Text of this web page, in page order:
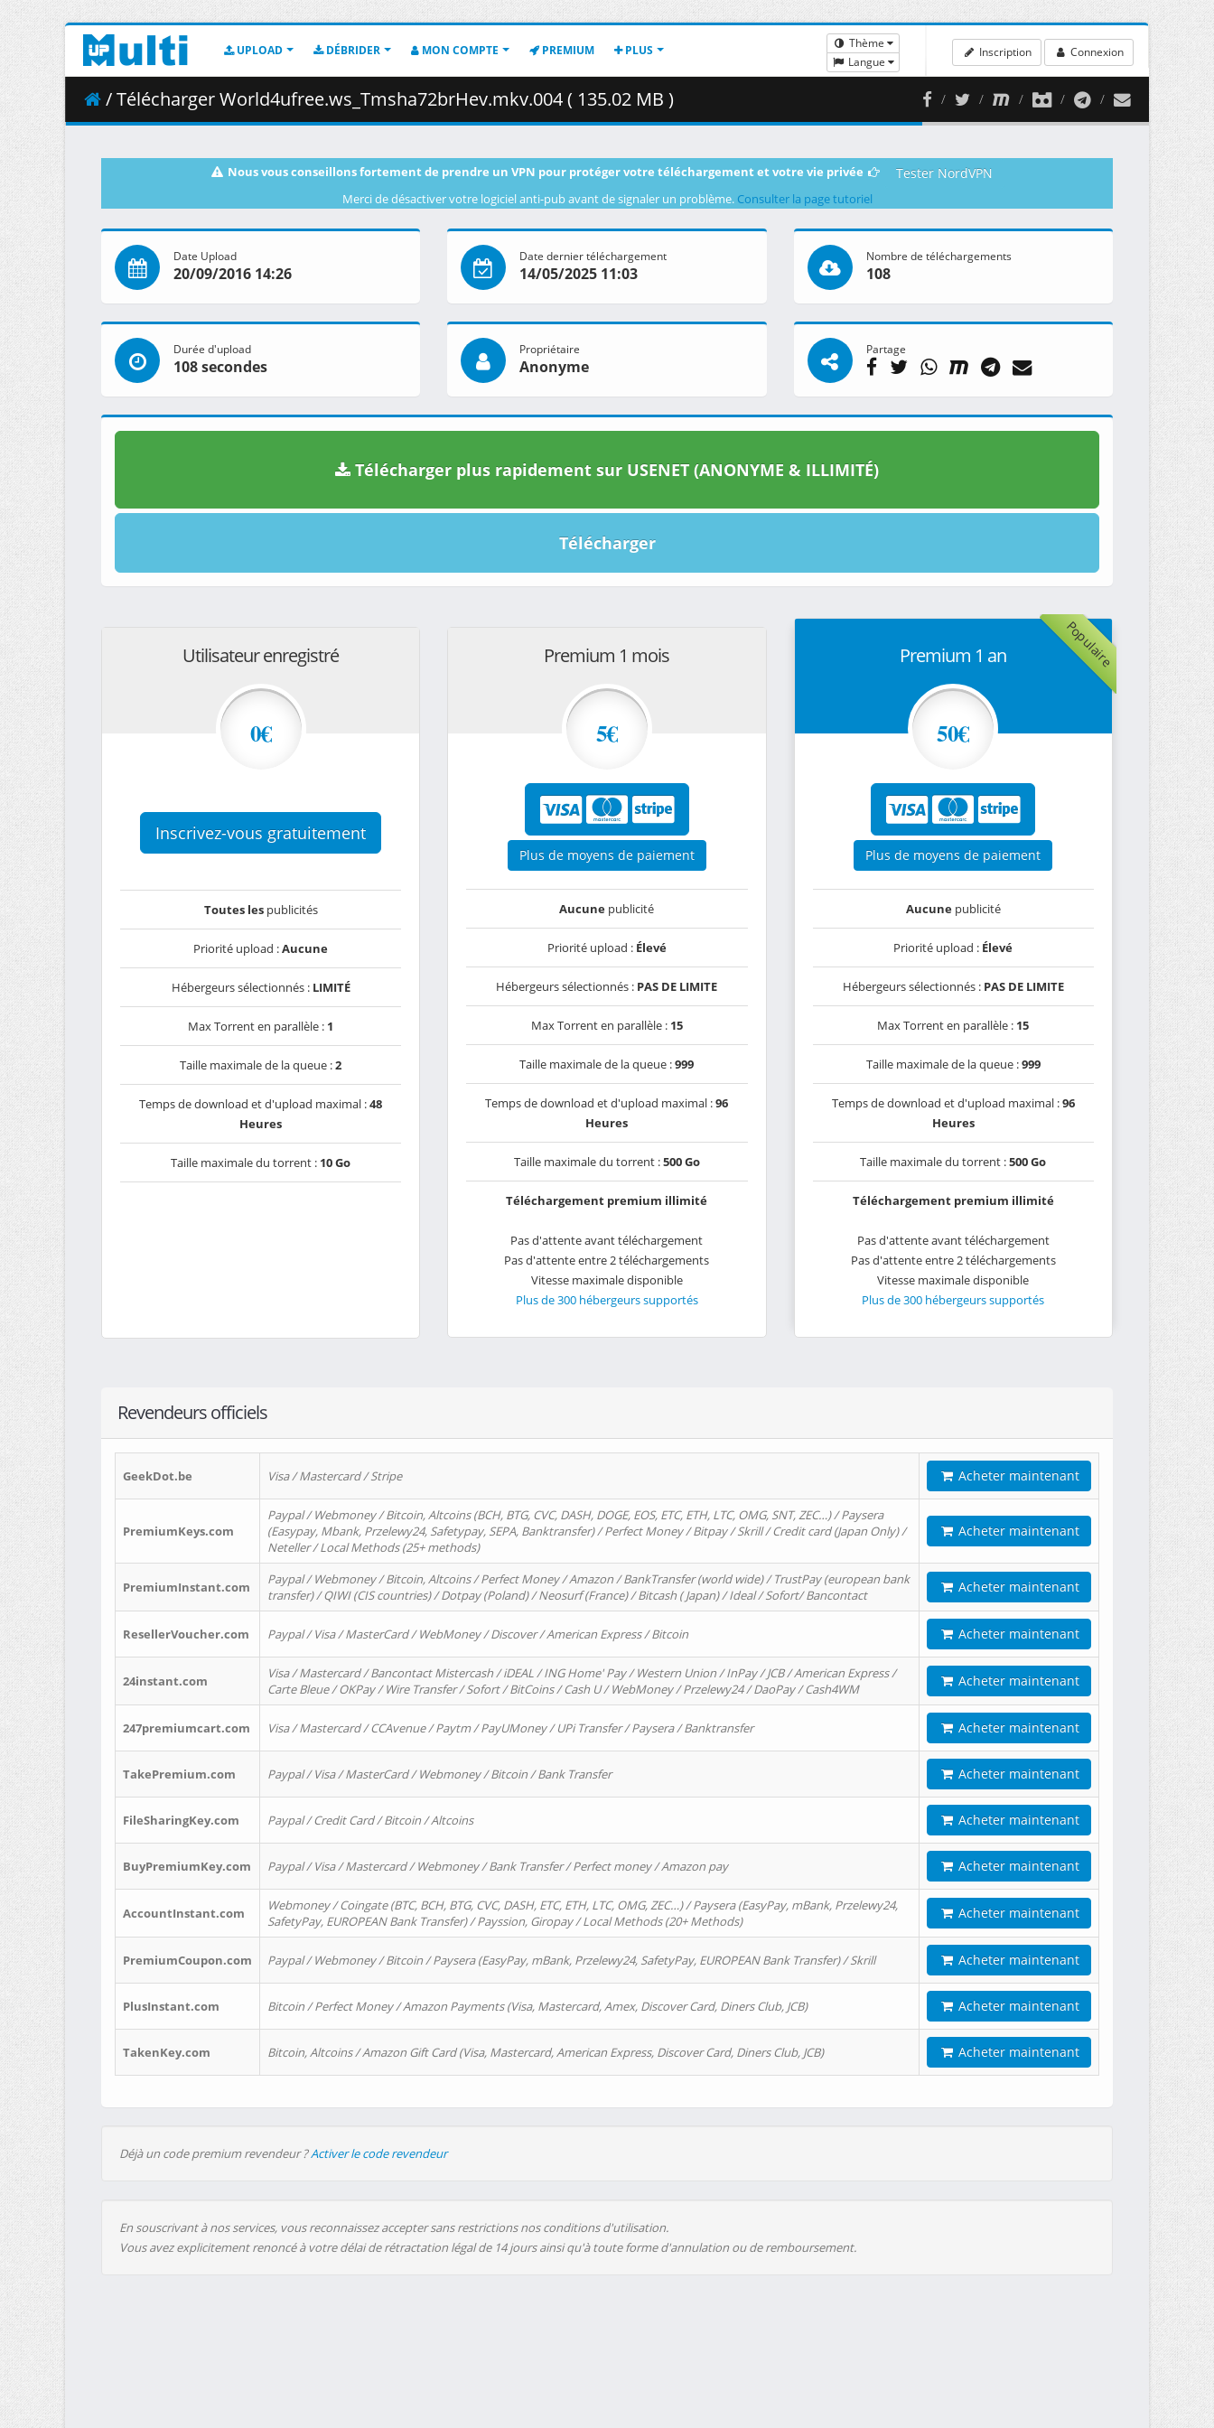
UPLOAD DÉBRIDER MON COMPTE PREMIUM PLUS
Thème
Langue
Inscription Connexion
/ Télécharger World4ufree.ws_Tmsha72brHev.mkv.004 ( 135.02 MB )
Nous vous conseillons fortement de prendre un VPN pour protéger votre téléchargement et votre vie privée Tester NordVPN
Merci de désactiver votre logiciel anti-pub avant de signaler un problème. Consulter la page tutoriel
Date Upload
20/09/2016 14:26
Date dernier téléchargement
14/05/2025 11:03
Nombre de téléchargements
108
Durée d'upload
108 secondes
Propriétaire
Anonyme
Partage
Télécharger plus rapidement sur USENET (ANONYME & ILLIMITÉ)
Télécharger
Utilisateur enregistré
0€
Inscrivez-vous gratuitement
Toutes lespublicités
Priorité upload :Aucune
Hébergeurs sélectionnés : LIMITÉ
Max Torrent en parallèle : 1
Taille maximale de la queue :2
Temps de download et d'upload maximal :48
Heures
Taille maximale du torrent : 10 Go
Premium 1 mois
5€
Plus de moyens de paiement
Aucune publicité
Priorité upload : Élevé
Hébergeurs sélectionnés : PAS DE LIMITE
Max Torrent en parallèle : 15
Taille maximale de la queue :999
Temps de download et d'upload maximal :96
Heures
Taille maximale du torrent :500 Go
Téléchargement premium illimité
Pas d'attente avant téléchargement
Pas d'attente entre 2 téléchargements
Vitesse maximale disponible
Plus de 300 hébergeurs supportés
Populaire
Premium 1 an
50€
Plus de moyens de paiement
Aucunepublicité
Priorité upload : Élevé
Hébergeurs sélectionnés : PAS DE LIMITE
Max Torrent en parallèle : 15
Taille maximale de la queue :999
Temps de download et d'upload maximal :96
Heures
Taille maximale du torrent :500 Go
Téléchargement premium illimité
Pas d'attente avant téléchargement
Pas d'attente entre 2 téléchargements
Vitesse maximale disponible
Plus de 300 hébergeurs supportés
Revendeurs officiels
GeekDot.be Visa / Mastercard / Stripe Acheter maintenant
PremiumKeys.com
Paypal / Webmoney / Bitcoin, Altcoins (BCH, BTG, CVC, DASH, DOGE, EOS, ETC, ETH, LTC, OMG, SNT, ZEC…) / Paysera
(Easypay, Mbank, Przelewy24, Safetypay, SEPA, Banktransfer) / Perfect Money / Bitpay / Skrill / Credit card (Japan Only) /
Neteller / Local Methods (25+ methods)
Acheter maintenant
PremiumInstant.com
Paypal / Webmoney / Bitcoin, Altcoins / Perfect Money / Amazon / BankTransfer (world wide) / TrustPay (european bank
transfer) / QIWI (CIS countries) / Dotpay (Poland) / Neosurf (France) / Bitcash ( Japan) / Ideal / Sofort/ Bancontact
Acheter maintenant
ResellerVoucher.com Paypal / Visa / MasterCard / WebMoney / Discover / American Express / Bitcoin Acheter maintenant
24instant.com
Visa / Mastercard / Bancontact Mistercash / iDEAL / ING Home' Pay / Western Union / InPay / JCB / American Express /
Carte Bleue / OKPay / Wire Transfer / Sofort / BitCoins / Cash U / WebMoney / Przelewy24 / DaoPay / Cash4WM
Acheter maintenant
247premiumcart.com Visa / Mastercard / CCAvenue / Paytm / PayUMoney / UPi Transfer / Paysera / Banktransfer Acheter maintenant
TakePremium.com Paypal / Visa / MasterCard / Webmoney / Bitcoin / Bank Transfer Acheter maintenant
FileSharingKey.com Paypal / Credit Card / Bitcoin / Altcoins Acheter maintenant
BuyPremiumKey.com Paypal / Visa / Mastercard / Webmoney / Bank Transfer / Perfect money / Amazon pay Acheter maintenant
AccountInstant.com
Webmoney / Coingate (BTC, BCH, BTG, CVC, DASH, ETC, ETH, LTC, OMG, ZEC…) / Paysera (EasyPay, mBank, Przelewy24,
SafetyPay, EUROPEAN Bank Transfer) / Payssion, Giropay / Local Methods (20+ Methods)
Acheter maintenant
PremiumCoupon.com Paypal / Webmoney / Bitcoin / Paysera (EasyPay, mBank, Przelewy24, SafetyPay, EUROPEAN Bank Transfer) / Skrill Acheter maintenant
PlusInstant.com Bitcoin / Perfect Money / Amazon Payments (Visa, Mastercard, Amex, Discover Card, Diners Club, JCB) Acheter maintenant
TakenKey.com Bitcoin, Altcoins / Amazon Gift Card (Visa, Mastercard, American Express, Discover Card, Diners Club, JCB) Acheter maintenant
Déjà un code premium revendeur ?Activer le code revendeur
En souscrivant à nos services, vous reconnaissez accepter sans restrictions nos conditions d'utilisation.
Vous avez explicitement renoncé à votre délai de rétractation légal de 14 jours ainsi qu'à toute forme d'annulation ou de remboursement.